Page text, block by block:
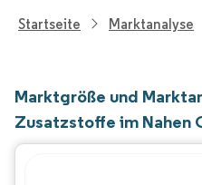
Startseite Marktanalyse
Marktgröße und
Zusatzstoffe im Nahen